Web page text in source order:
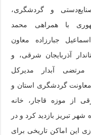
و گردشگری،
با همراهی محمد
جبارزاده معاون
آذربایجان شرقی، و
آبدار مدیرکل
گردشگری استان و
از موزه قاجار، خانه
تبریز بازدید کرد و در
این اماکن تاریخی برای